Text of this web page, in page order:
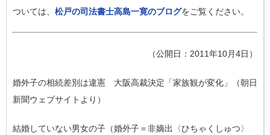
ついては、 松戸の司法書士高島一寛のブログをご覧ください。
（公開日：2011年10月4日）
婚外子の相続差別は違憲 大阪高裁決定「家族観が変化」（朝日
新聞ウェブサイトより）
結婚していない男女の子（婚外子＝非嫡出〈ひちゃくしゅつ〉